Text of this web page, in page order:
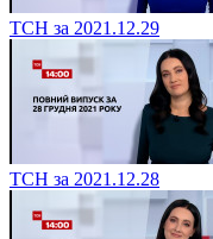
ТСН за 2021.12.29
ТСН за 2021.12.28